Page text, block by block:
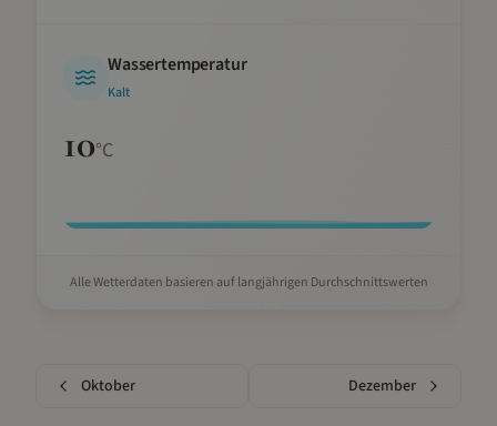
Wassertemperatur
Kalt
10°C
Alle Wetterdaten basieren auf langjährigen Durchschnittswerten
Oktober Dezember